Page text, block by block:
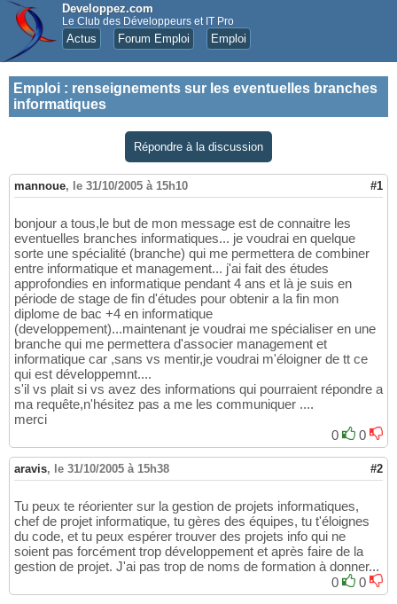
Developpez.com
Le Club des Développeurs et IT Pro
Actus Forum Emploi Emploi
Emploi : renseignements sur les eventuelles branches
informatiques
Répondre à la discussion
mannoue, le 31/10/2005 à 15h10 #1
bonjour a tous,le but de mon message est de connaitre les
eventuelles branches informatiques... je voudrai en quelque
sorte une spécialité (branche) qui me permettera de combiner
entre informatique et management... j'ai fait des études
approfondies en informatique pendant 4 ans et là je suis en
période de stage de fin d'études pour obtenir a la fin mon
diplome de bac +4 en informatique
(developpement)...maintenant je voudrai me spécialiser en une
branche qui me permettera d'associer management et
informatique car ,sans vs mentir,je voudrai m'éloigner de tt ce
qui est développemnt....
s'il vs plait si vs avez des informations qui pourraient répondre a
ma requête,n'hésitez pas a me les communiquer ....
merci
0
0
aravis, le 31/10/2005 à 15h38 #2
Tu peux te réorienter sur la gestion de projets informatiques,
chef de projet informatique, tu gères des équipes, tu t'éloignes
du code, et tu peux espérer trouver des projets info qui ne
soient pas forcément trop développement et après faire de la
gestion de projet. J'ai pas trop de noms de formation à donner...
0
0